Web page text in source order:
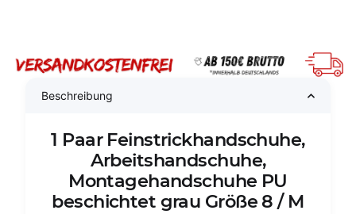
Beschreibung
1 Paar Feinstrickhandschuhe,
Arbeitshandschuhe,
Montagehandschuhe PU
beschichtet grau Größe 8 / M